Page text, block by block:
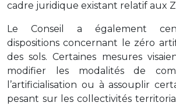
cadre juridique existant relatif aux
Le Conseil a également
dispositions concernant le zéro
des sols. Certaines mesures
modifier les modalités de
l’artificialisation ou à assouplir
pesant sur les collectivités